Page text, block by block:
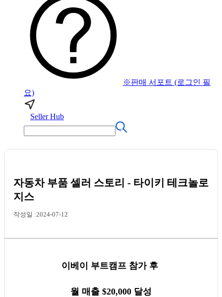
※판매 서포트 (로그인 필
요)
Seller Hub
자동차 부품 셀러 스토리 - 타이키 테크놀로
지스
작성일 :2024-07-12
이베이 부트캠프 참가 후
월 매출 $20,000 달성